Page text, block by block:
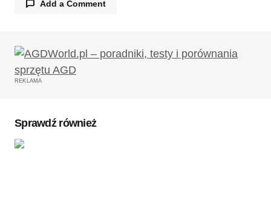
Add a Comment
Twój adres email nie zostanie opublikowany.
Wymagane pola są oznaczone
REKLAMA
Sprawdź również